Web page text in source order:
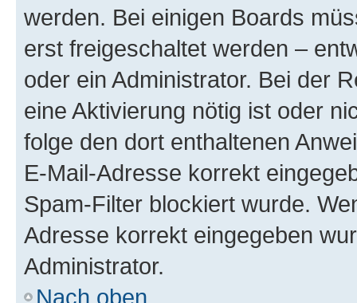
werden. Bei einigen Boards
erst freigeschaltet werden –
oder ein Administrator. Bei der
eine Aktivierung nötig ist oder
folge den dort enthaltenen
E-Mail-Adresse korrekt
Spam-Filter blockiert wurde.
Adresse korrekt eingegeben
Administrator.
Nach oben